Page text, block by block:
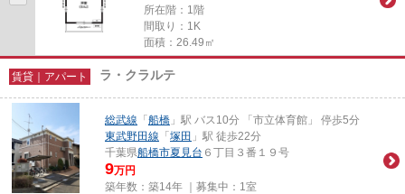
所在階：1階
間取り：1K
面積：26.49㎡
賃貸｜アパート ラ・クラルテ
総武線 「 船橋 」駅 バス10分 「市立体育館」 停歩5分
東武野田線 「 塚田 」駅 徒歩22分
千葉県船橋市夏見台 ６丁目３番１９号
9万円
築年数：築14年 ｜募集中： 1室